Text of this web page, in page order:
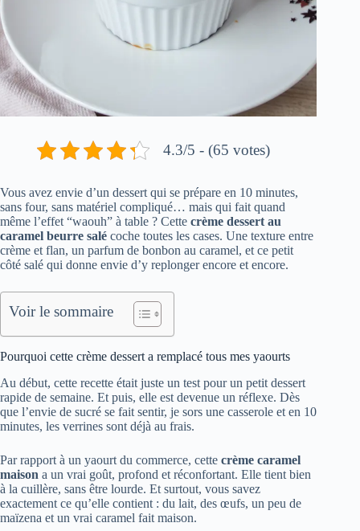
4.3/5 - (65 votes)
Vous avez envie d’un dessert qui se prépare en 10 minutes,
sans four, sans matériel compliqué… mais qui fait quand
même l’effet “waouh” à table ? Cette crème dessert au
caramel beurre salé coche toutes les cases. Une texture entre
crème et flan, un parfum de bonbon au caramel, et ce petit
côté salé qui donne envie d’y replonger encore et encore.
Voir le sommaire
Pourquoi cette crème dessert a remplacé tous mes yaourts
Au début, cette recette était juste un test pour un petit dessert
rapide de semaine. Et puis, elle est devenue un réflexe. Dès
que l’envie de sucré se fait sentir, je sors une casserole et en 10
minutes, les verrines sont déjà au frais.
Par rapport à un yaourt du commerce, cette crème caramel
maison a un vrai goût, profond et réconfortant. Elle tient bien
à la cuillère, sans être lourde. Et surtout, vous savez
exactement ce qu’elle contient : du lait, des œufs, un peu de
maïzena et un vrai caramel fait maison.